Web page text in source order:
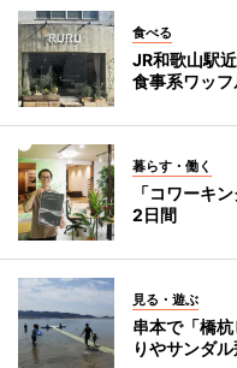
食べる
JR和歌山駅
食事系ワッ
暮らす・働く
「コワーキ
2日間
見る・遊ぶ
串本で「橋
りやサンダ